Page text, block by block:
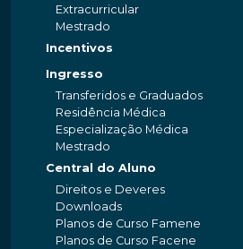
Extracurricular
Mestrado
Incentivos
Ingresso
Transferidos e Graduados
Residência Médica
Especialização Médica
Mestrado
Central do Aluno
Direitos e Deveres
Downloads
Planos de Curso Famene
Planos de Curso Facene